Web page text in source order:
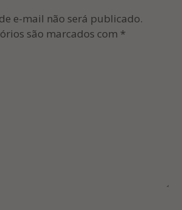
e-mail não será publicado.
são marcados com *